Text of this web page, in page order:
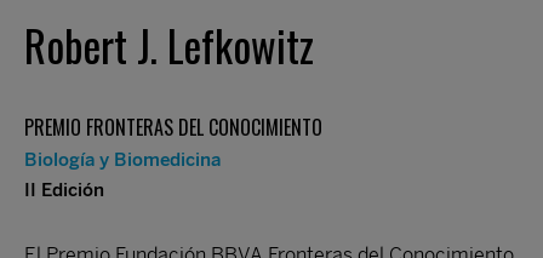
Robert J. Lefkowitz
PREMIO FRONTERAS DEL CONOCIMIENTO
Biología y Biomedicina
II Edición